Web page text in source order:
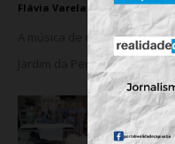
Flávia Varela sexta-feira, 7
A música de câmara vai
Jardim da Penha, nesta
Rede
cirurgia
quinta-